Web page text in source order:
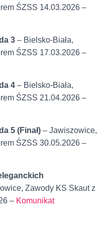
ŚZSS 14.03.2026 –
3 – Bielsko-Biała,
ŚZSS 17.03.2026 –
4 – Bielsko-Biała,
ŚZSS 21.04.2026 –
5 (Finał) – Jawiszowice,
ŚZSS 30.05.2026 –
Zawody KS Skaut z
– Komunikat